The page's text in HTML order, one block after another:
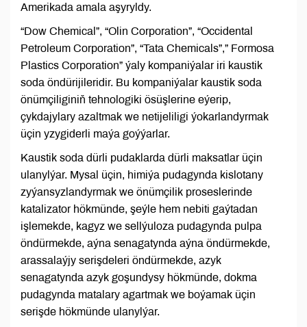
Amerikada amala aşyryldy.
“Dow Chemical”, “Olin Corporation”, “Occidental
Petroleum Corporation”, “Tata Chemicals”,” Formosa
Plastics Corporation” ýaly kompaniýalar iri kaustik
soda öndürijileridir. Bu kompaniýalar kaustik soda
önümçiliginiň tehnologiki ösüşlerine eýerip,
çykdajylary azaltmak we netijeliligi ýokarlandyrmak
üçin yzygiderli maýa goýýarlar.
Kaustik soda dürli pudaklarda dürli maksatlar üçin
ulanylýar. Mysal üçin, himiýa pudagynda kislotany
zyýansyzlandyrmak we önümçilik proseslerinde
katalizator hökmünde, şeýle hem nebiti gaýtadan
işlemekde, kagyz we sellýuloza pudagynda pulpa
öndürmekde, aýna senagatynda aýna öndürmekde,
arassalaýjy serişdeleri öndürmekde, azyk
senagatynda azyk goşundysy hökmünde, dokma
pudagynda matalary agartmak we boýamak üçin
serişde hökmünde ulanylýar.